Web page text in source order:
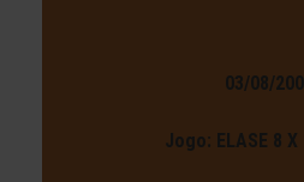
03/08/
Jogo: ELASE 8 X